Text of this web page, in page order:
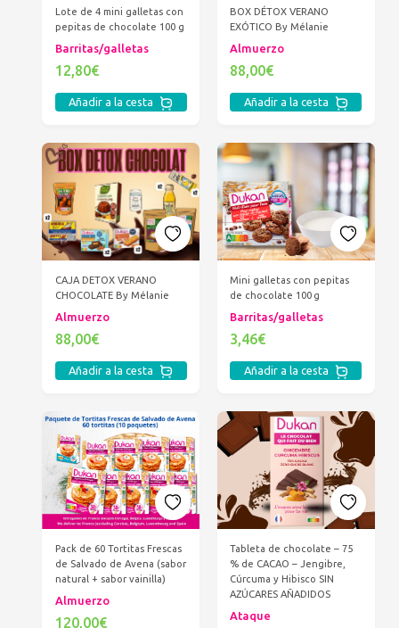
Lote de 4 mini galletas con
pepitas de chocolate 100 g
Barritas/galletas
12,80€
Añadir a la cesta
BOX DÉTOX VERANO
EXÓTICO By Mélanie
Almuerzo
88,00€
Añadir a la cesta
CAJA DETOX VERANO
CHOCOLATE By Mélanie
Almuerzo
88,00€
Añadir a la cesta
Mini galletas con pepitas
de chocolate 100 g
Barritas/galletas
3,46€
Añadir a la cesta
Pack de 60 Tortitas Frescas
de Salvado de Avena (sabor
natural + sabor vainilla)
Almuerzo
120,00€
Tableta de chocolate – 75
% de CACAO – Jengibre,
Cúrcuma y Hibisco SIN
AZÚCARES AÑADIDOS
Ataque